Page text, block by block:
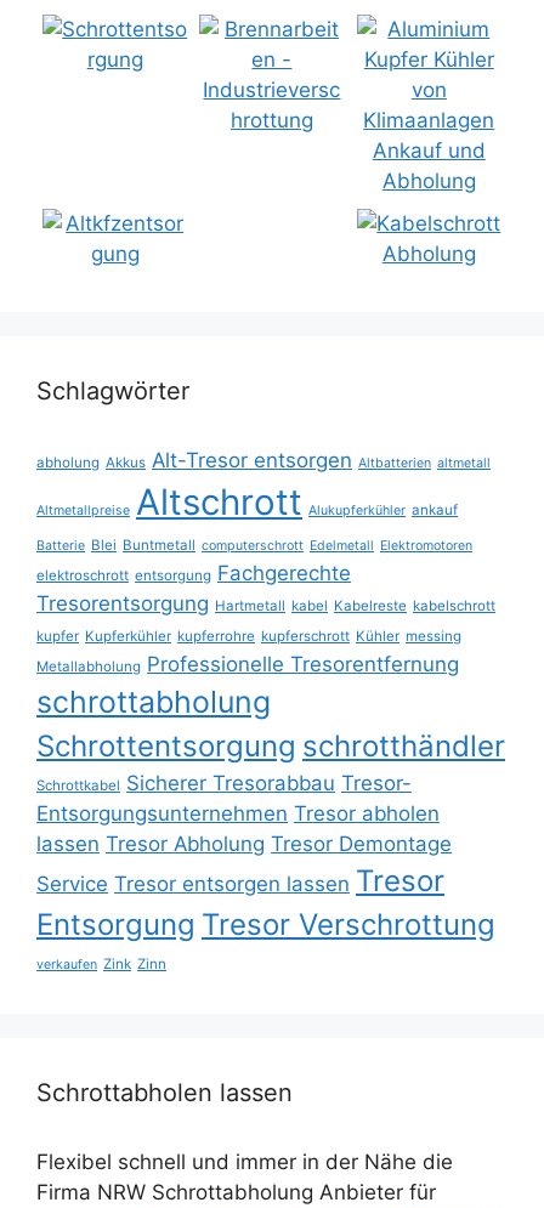
Schlagwörter
abholung Akkus Alt-Tresor entsorgen Altbatterien altmetall
Altmetallpreise Altschrott Alukupferkühler ankauf
Batterie Blei Buntmetall computerschrott Edelmetall Elektromotoren
elektroschrott entsorgung Fachgerechte
Tresorentsorgung Hartmetall kabel Kabelreste kabelschrott
kupfer Kupferkühler kupferrohre kupferschrott Kühler messing
Metallabholung Professionelle Tresorentfernung
schrottabholung
Schrottentsorgung schrotthändler
Schrottkabel Sicherer Tresorabbau Tresor-
Entsorgungsunternehmen Tresor abholen
lassen Tresor Abholung Tresor Demontage
Service Tresor entsorgen lassen Tresor
Entsorgung Tresor Verschrottung
verkaufen Zink Zinn
Schrottabholen lassen
Flexibel schnell und immer in der Nähe die
Firma NRW Schrottabholung Anbieter für